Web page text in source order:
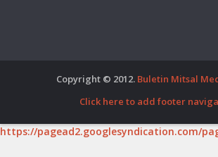
Copyright © 2012. Buletin Mitsal
Click here to add footer
https://pagead2.googlesyndication.com/